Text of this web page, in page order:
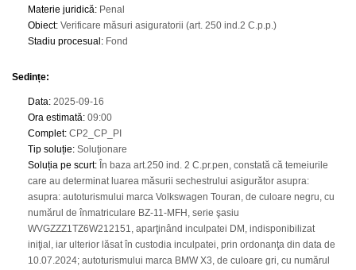
Materie juridică: Penal
Obiect: Verificare măsuri asiguratorii (art. 250 ind.2 C.p.p.)
Stadiu procesual : Fond
Sedințe:
Data: 2025-09-16
Ora estimată: 09:00
Complet: CP2_CP_PI
Tip soluție: Soluţionare
Soluția pe scurt: În baza art.250 ind. 2 C.pr.pen, constată că temeiurile
care au determinat luarea măsurii sechestrului asigurător asupra:
asupra: autoturismului marca Volkswagen Touran, de culoare negru, cu
numărul de înmatriculare BZ-11-MFH, serie şasiu
WVGZZZ1TZ6W212151, aparţinând inculpatei DM, indisponibilizat
iniţial, iar ulterior lăsat în custodia inculpatei, prin ordonanţa din data de
10.07.2024; autoturismului marca BMW X3, de culoare gri, cu numărul